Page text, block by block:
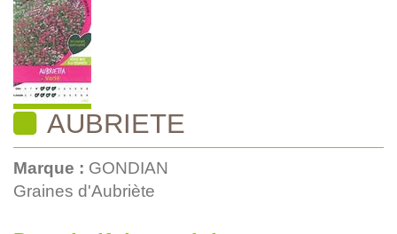
AUBRIETE
Marque : GONDIAN
Graines d'Aubriète